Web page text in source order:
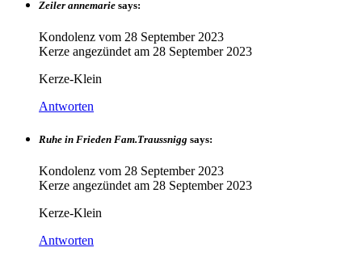
Zeiler annemarie says:
Kondolenz vom 28 September 2023
Kerze angezündet am 28 September 2023
Kerze-Klein
Antworten
Ruhe in Frieden Fam.Traussnigg says:
Kondolenz vom 28 September 2023
Kerze angezündet am 28 September 2023
Kerze-Klein
Antworten